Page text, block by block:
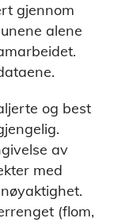
gjennom
alene
og best
av
med
(flom,